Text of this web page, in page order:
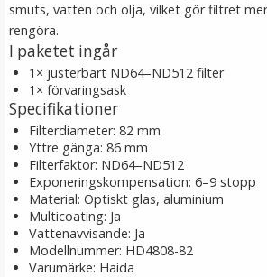
JJC Motljusskydd för Canon EF 24-
motsvarar EW-83F
★★ ★★
179 kr
smuts, vatten och olja, vilket gör filtret
rengöra.
I paketet ingår
1× justerbart ND64–ND512 filter
1× förvaringsask
Specifikationer
Filterdiameter: 82 mm
Yttre gänga: 86 mm
Filterfaktor: ND64–ND512
Exponeringskompensation: 6–9 stopp
Material: Optiskt glas, aluminium
Multicoating: Ja
Vattenavvisande: Ja
Modellnummer: HD4808-82
Varumärke: Haida